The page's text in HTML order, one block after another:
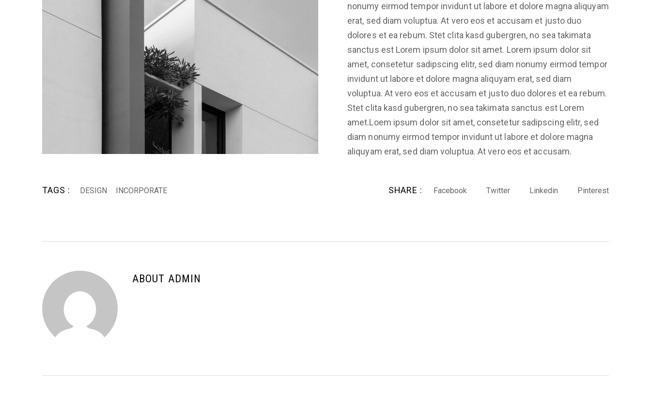
nonumy eirmod tempor invidunt ut labore et dolore magna aliquyam
erat, sed diam voluptua. At vero eos et accusam et justo duo
dolores et ea rebum. Stet clita kasd gubergren, no sea takimata
sanctus est Lorem ipsum dolor sit amet. Lorem ipsum dolor sit
amet, consetetur sadipscing elitr, sed diam nonumy eirmod tempor
invidunt ut labore et dolore magna aliquyam erat, sed diam
voluptua. At vero eos et accusam et justo duo dolores et ea rebum.
Stet clita kasd gubergren, no sea takimata sanctus est Lorem
amet.Loem ipsum dolor sit amet, consetetur sadipscing elitr, sed
diam nonumy eirmod tempor invidunt ut labore et dolore magna
aliquyam erat, sed diam voluptua. At vero eos et accusam.
TAGS : DESIGN INCORPORATE SHARE : Facebook Twitter Linkedin Pinterest
ABOUT ADMIN